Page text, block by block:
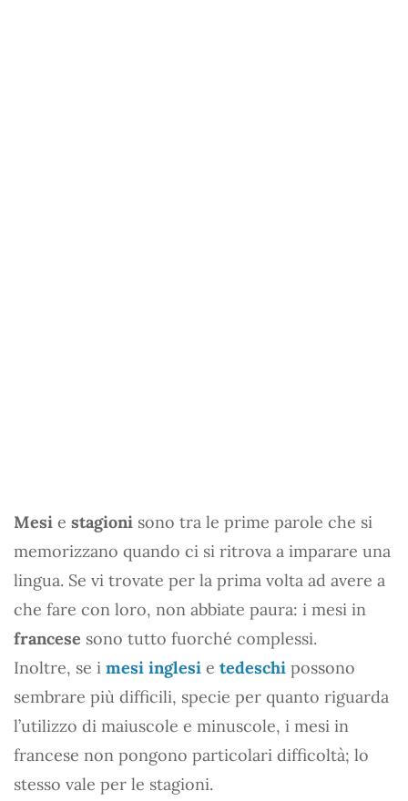
Mesi e stagioni sono tra le prime parole che si
memorizzano quando ci si ritrova a imparare una
lingua. Se vi trovate per la prima volta ad avere a
che fare con loro, non abbiate paura: i mesi in
francese sono tutto fuorché complessi.
Inoltre, se i mesi inglesi e tedeschi possono
sembrare più difficili, specie per quanto riguarda
l’utilizzo di maiuscole e minuscole, i mesi in
francese non pongono particolari difficoltà; lo
stesso vale per le stagioni.